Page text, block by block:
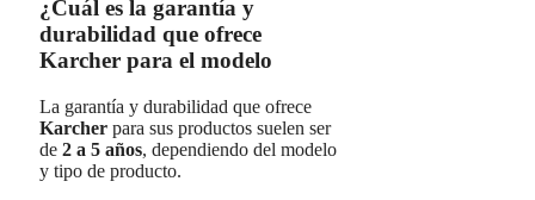
¿Cuál es la garantía y
durabilidad que ofrece
Karcher para el modelo
La garantía y durabilidad que ofrece
Karcher para sus productos suelen ser
de 2 a 5 años, dependiendo del modelo
y tipo de producto.